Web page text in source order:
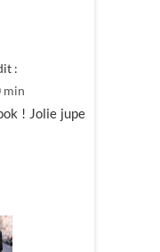
:
min
! Jolie jupe